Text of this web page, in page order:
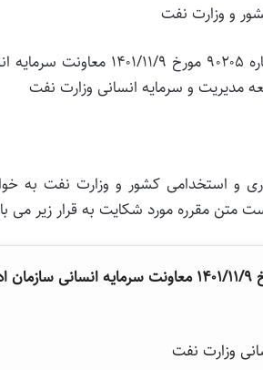
و وزارت نفت
* موضوع شکایت و خواسته: ابطال
و استخدامی کشور و وزارت نفت به
متن مقرره مورد شکایت به قرار زیر می
وزارت نفت